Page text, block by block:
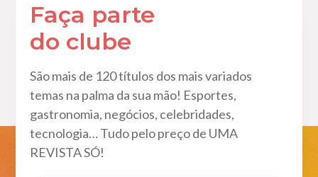
Faça parte
do clube
São mais de 120 títulos dos mais variados
temas na palma da sua mão! Esportes,
gastronomia, negócios, celebridades,
tecnologia… Tudo pelo preço de UMA
REVISTA SÓ!